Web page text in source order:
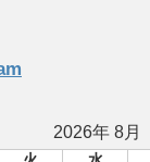
2026年 8月